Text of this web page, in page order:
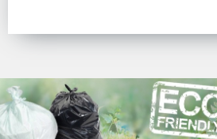
упаковке, и сегодня мы
Используйте готовые
лидеров отрасли.